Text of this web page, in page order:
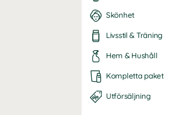
Skönhet
Livsstil & Träning
Hem & Hushåll
Kompletta paket
Utförsäljning